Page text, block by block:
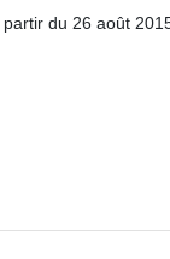
du 26 août